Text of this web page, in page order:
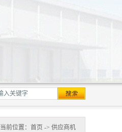
当前位置： 首页 -> 供应商机